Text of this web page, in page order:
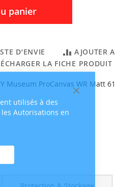
Fermer
utilisés à des
Autorisations en
panier
D’ENVIE
AJOUTER
LA FICHE PRODUIT
Museum ProCanvas WR Matt